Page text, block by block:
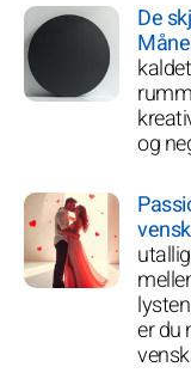
De
Måne
og
er du